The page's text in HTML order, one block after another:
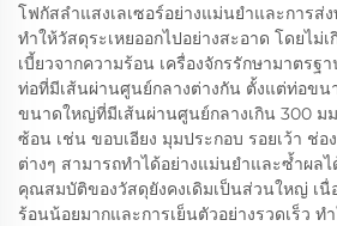
โฟกัสลำแสงเลเซอร์อย่างแม่นยำและการส่
ทำให้วัสดุระเหยออกไปอย่างสะอาด โดยไม่
เบี้ยวจากความร้อน เครื่องจักรรักษามาตรฐ
ท่อที่มีเส้นผ่านศูนย์กลางต่างกัน ตั้งแต่ท่อขน
ขนาดใหญ่ที่มีเส้นผ่านศูนย์กลางเกิน 300 ม
ซ้อน เช่น ขอบเอียง มุมประกอบ รอยเว้า ช่
ต่างๆ สามารถทำได้อย่างแม่นยำและซ้ำผล
คุณสมบัติของวัสดุยังคงเดิมเป็นส่วนใหญ่ เนื่
ร้อนน้อยมากและการเย็นตัวอย่างรวดเร็ว ท